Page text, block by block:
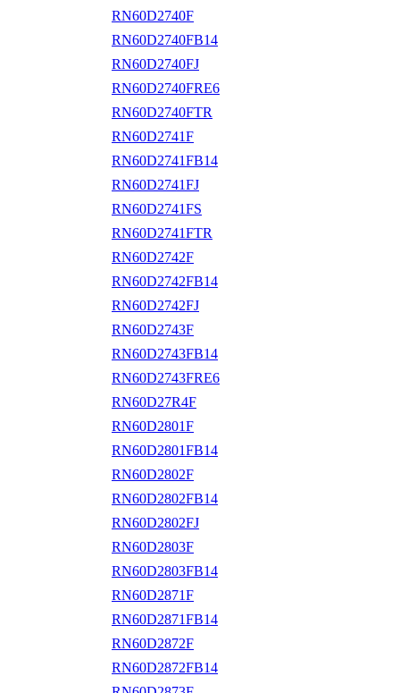
RN60D2740F
RN60D2740FB14
RN60D2740FJ
RN60D2740FRE6
RN60D2740FTR
RN60D2741F
RN60D2741FB14
RN60D2741FJ
RN60D2741FS
RN60D2741FTR
RN60D2742F
RN60D2742FB14
RN60D2742FJ
RN60D2743F
RN60D2743FB14
RN60D2743FRE6
RN60D27R4F
RN60D2801F
RN60D2801FB14
RN60D2802F
RN60D2802FB14
RN60D2802FJ
RN60D2803F
RN60D2803FB14
RN60D2871F
RN60D2871FB14
RN60D2872F
RN60D2872FB14